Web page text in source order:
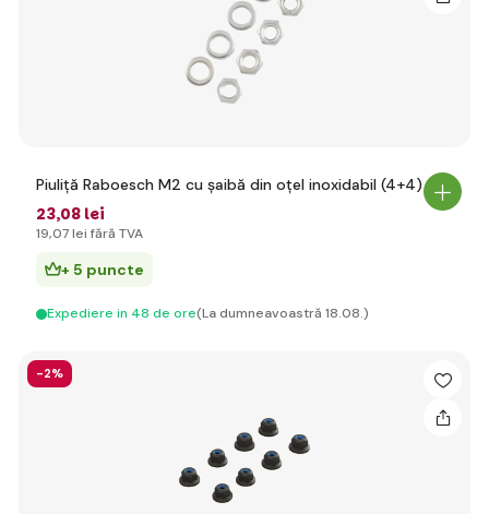
Piuliță Raboesch M2 cu șaibă din oțel inoxidabil (4+4)
23,08 lei
19,07 lei fără TVA
+ 5 puncte
Expediere in 48 de ore(La dumneavoastră 18.08.)
-2%